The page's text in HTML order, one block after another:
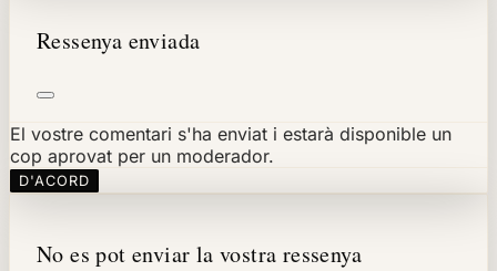
Ressenya enviada
El vostre comentari s'ha enviat i estarà disponible un
cop aprovat per un moderador.
D'ACORD
No es pot enviar la vostra ressenya